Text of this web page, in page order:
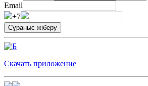
Email
+7
Скачать приложение